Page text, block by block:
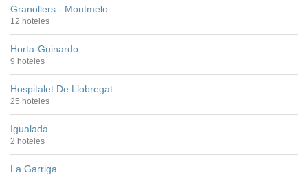
Granollers - Montmelo
12 hoteles
Horta-Guinardo
9 hoteles
Hospitalet De Llobregat
25 hoteles
Igualada
2 hoteles
La Garriga